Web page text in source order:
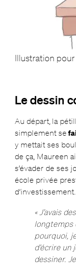
Illustration
Le dessin
Au départ, la
simplement se
y mettait ses
de ça, Maureen
s’évader de ses
école privée
d’investissement.
« J’avais
longtemps
pourquoi,
d’écrire un
dessiner.